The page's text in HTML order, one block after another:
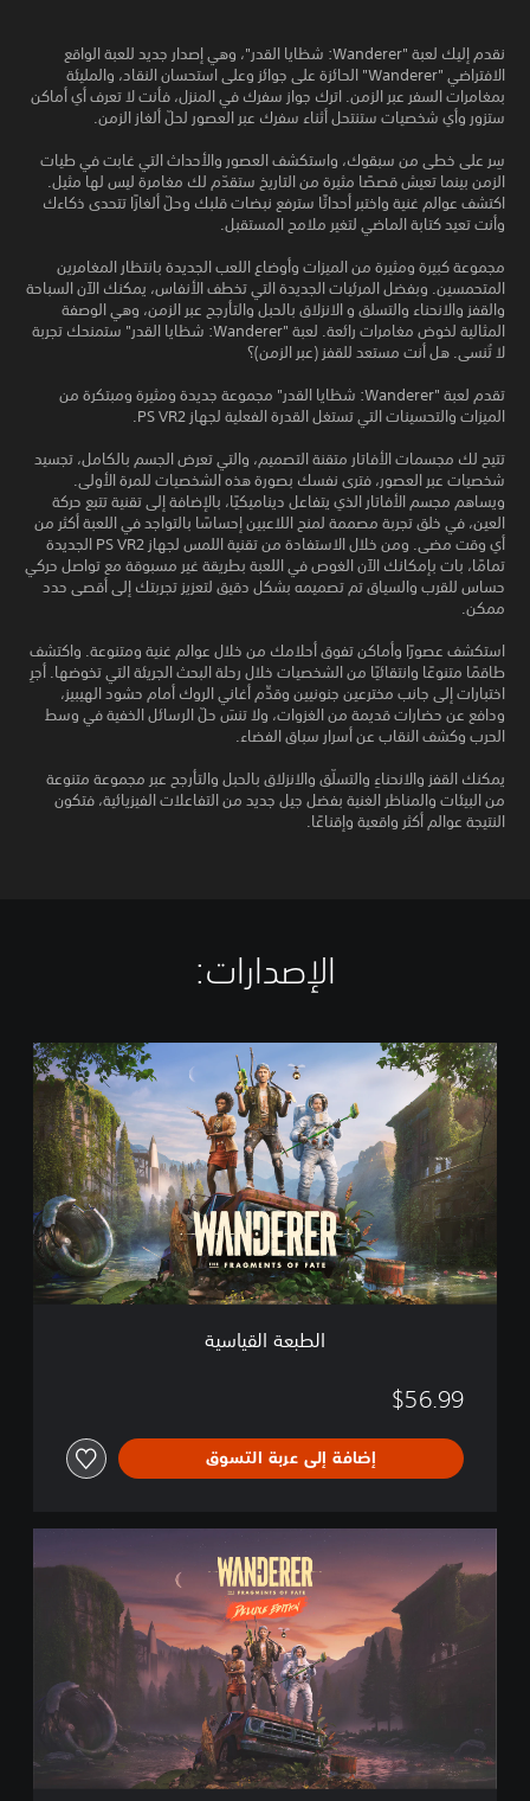
نقدم إليك لعبة "Wanderer: شظايا القدر"، وهي إصدار جديد للعبة الواقع
الافتراضي "Wanderer" الحائزة على جوائز وعلى استحسان النقاد، والمليئة
بمغامرات السفر عبر الزمن. اترك جواز سفرك في المنزل، فأنت لا تعرف أي أماكن
ستزور وأي شخصيات ستنتحل أثناء سفرك عبر العصور لحلّ ألغاز الزمن.
سِر على خطى من سبقوك، واستكشف العصور والأحداث التي غابت في طيات
الزمن بينما تعيش قصصًا مثيرة من التاريخ ستقدّم لك مغامرة ليس لها مثيل.
اكتشف عوالم غنية واختبر أحداثًا سترفع نبضات قلبك وحلّ ألغازًا تتحدى ذكاءك
وأنت تعيد كتابة الماضي لتغير ملامح المستقبل.
مجموعة كبيرة ومثيرة من الميزات وأوضاع اللعب الجديدة بانتظار المغامرين
المتحمسين. وبفضل المرئيات الجديدة التي تخطف الأنفاس، يمكنك الآن السباحة
والقفز والانحناء والتسلق و الانزلاق بالحبل والتأرجح عبر الزمن، وهي الوصفة
المثالية لخوض مغامرات رائعة. لعبة "Wanderer: شظايا القدر" ستمنحك تجربة
لا تُنسى. هل أنت مستعد للقفز (عبر الزمن)؟
تقدم لعبة "Wanderer: شظايا القدر" مجموعة جديدة ومثيرة ومبتكرة من
الميزات والتحسينات التي تستغل القدرة الفعلية لجهاز PS VR2.
تتيح لك مجسمات الأفاتار متقنة التصميم، والتي تعرض الجسم بالكامل، تجسيد
شخصيات عبر العصور، فترى نفسك بصورة هذه الشخصيات للمرة الأولى.
ويساهم مجسم الأفاتار الذي يتفاعل ديناميكيًا، بالإضافة إلى تقنية تتبع حركة
العين، في خلق تجربة مصممة لمنح اللاعبين إحساسًا بالتواجد في اللعبة أكثر من
أي وقت مضى. ومن خلال الاستفادة من تقنية اللمس لجهاز PS VR2 الجديدة
تمامًا، بات بإمكانك الآن الغوص في اللعبة بطريقة غير مسبوقة مع تواصل حركي
حساس للقرب والسياق تم تصميمه بشكل دقيق لتعزيز تجربتك إلى أقصى حدد
ممكن.
استكشف عصورًا وأماكن تفوق أحلامك من خلال عوالم غنية ومتنوعة. واكتشف
طاقمًا متنوعًا وانتقائيًا من الشخصيات خلال رحلة البحث الجريئة التي تخوضها. أجرِ
اختبارات إلى جانب مخترعين جنونيين وقدِّم أغاني الروك أمام حشود الهيبيز،
ودافع عن حضارات قديمة من الغزوات، ولا تنسَ حلّ الرسائل الخفية في وسط
الحرب وكشف النقاب عن أسرار سباق الفضاء.
يمكنك القفز والانحناءِ والتسلّق والانزلاق بالحبل والتأرجح عبر مجموعة متنوعة
من البيئات والمناظر الغنية بفضل جيل جديد من التفاعلات الفيزيائية، فتكون
النتيجة عوالم أكثر واقعية وإقناعًا.
الإصدارات:‏
ا
ل
ط
ا
س
الطبعة القياسية
$56.99
إضافة إلى عربة التسوق
ل
ا
خ